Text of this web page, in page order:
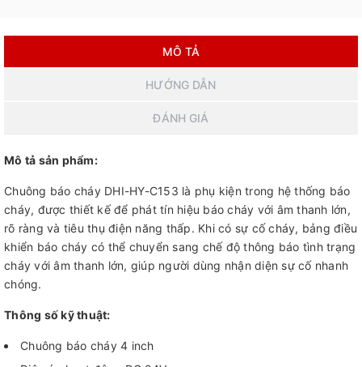
MÔ TẢ
HƯỚNG DẪN
ĐÁNH GIÁ
Mô tả sản phẩm:
Chuông báo cháy DHI-HY-C153 là phụ kiện trong hệ thống báo
cháy, được thiết kế để phát tín hiệu báo cháy với âm thanh lớn,
rõ ràng và tiêu thụ điện năng thấp. Khi có sự cố cháy, bảng điều
khiển báo cháy có thể chuyển sang chế độ thông báo tình trạng
cháy với âm thanh lớn, giúp người dùng nhận diện sự cố nhanh
chóng.
Thông số kỹ thuật:
Chuông báo cháy 4 inch